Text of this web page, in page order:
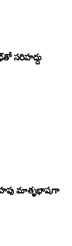
సరిహద్దు
మాతృభాషగా